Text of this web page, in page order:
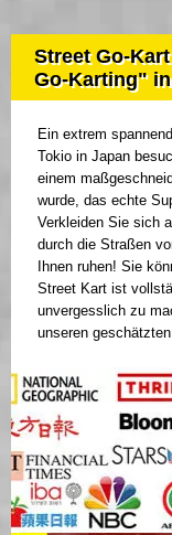
Street Go-
Go-Karting"
Ein extrem
Tokio in Japan
einem
wurde, das echte
Verkleiden Sie sich
durch die Straßen
Ihnen ruhen! Sie
Street Kart ist
unvergesslich zu
unseren